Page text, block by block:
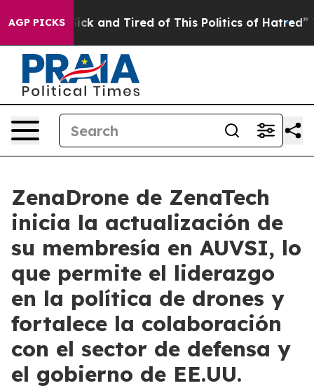
AGP PICKS
Sick and Tired of This Politics of Hatred” The
ZenaDrone de ZenaTech
inicia la actualización de
su membresía en AUVSI, lo
que permite el liderazgo
en la política de drones y
fortalece la colaboración
con el sector de defensa y
el gobierno de EE.UU.